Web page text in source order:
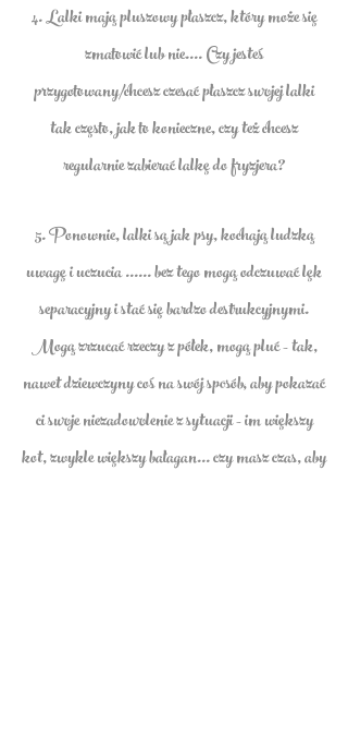
4. Lalki mają pluszowy płaszcz, który może się
zmatowić lub nie.... Czy jesteś
przygotowany/chcesz czesać płaszcz swojej lalki
tak często, jak to konieczne, czy też chcesz
regularnie zabierać lalkę do fryzjera?
5. Ponownie, lalki są jak psy, kochają ludzką
uwagę i uczucia ...... bez tego mogą odczuwać lęk
separacyjny i stać się bardzo destrukcyjnymi.
Mogą zrzucać rzeczy z półek, mogą pluć - tak,
nawet dziewczyny coś na swój sposób, aby pokazać
ci swoje niezadowolenie z sytuacji - im większy
kot, zwykle większy bałagan... czy masz czas, aby